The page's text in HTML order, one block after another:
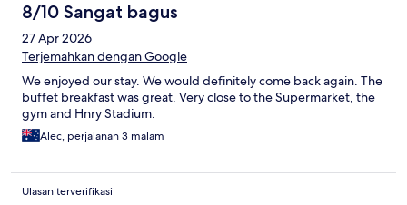
8/10 Sangat bagus
27 Apr 2026
Terjemahkan dengan Google
We enjoyed our stay. We would definitely come back again. The
buffet breakfast was great. Very close to the Supermarket, the
gym and Hnry Stadium.
Alec, perjalanan 3 malam
Ulasan terverifikasi